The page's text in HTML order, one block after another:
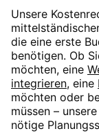
Unsere
die eine erste
benötigen. Ob
möchten, eine
integrieren, eine
möchten oder
müssen –
nötige